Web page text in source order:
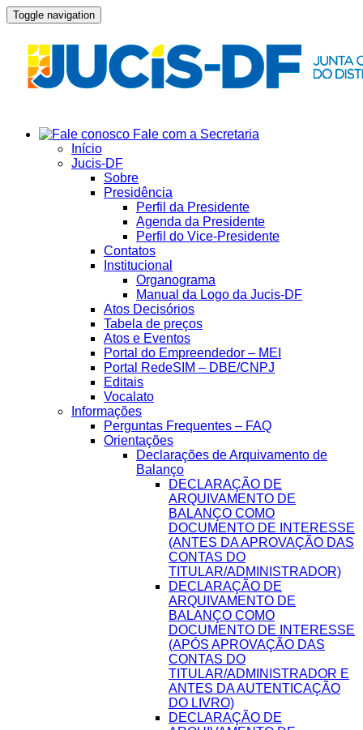
Toggle navigation
Fale com a Secretaria
Início
Jucis-DF
Sobre
Presidência
Perfil da Presidente
Agenda da Presidente
Perfil do Vice-Presidente
Contatos
Institucional
Organograma
Manual da Logo da Jucis-DF
Atos Decisórios
Tabela de preços
Atos e Eventos
Portal do Empreendedor – MEI
Portal RedeSIM – DBE/CNPJ
Editais
Vocalato
Informações
Perguntas Frequentes – FAQ
Orientações
Declarações de Arquivamento de
Balanço
DECLARAÇÃO DE
ARQUIVAMENTO DE
BALANÇO COMO
DOCUMENTO DE INTERESSE
(ANTES DA APROVAÇÃO DAS
CONTAS DO
TITULAR/ADMINISTRADOR)
DECLARAÇÃO DE
ARQUIVAMENTO DE
BALANÇO COMO
DOCUMENTO DE INTERESSE
(APÓS APROVAÇÃO DAS
CONTAS DO
TITULAR/ADMINISTRADOR E
ANTES DA AUTENTICAÇÃO
DO LIVRO)
DECLARAÇÃO DE